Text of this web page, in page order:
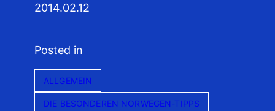
2014.02.12
Posted in
ALLGEMEIN
DIE BESONDEREN NORWEGEN-TIPPS